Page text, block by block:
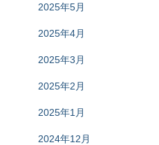
2025年5月
2025年4月
2025年3月
2025年2月
2025年1月
2024年12月